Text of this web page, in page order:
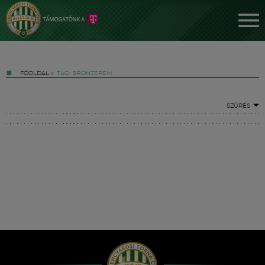
FŐOLDAL » TAG: BRONZÉREM
SZŰRÉS
Hírek